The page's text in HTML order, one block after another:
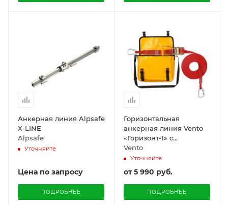
Анкерная линия Alpsafe
X-LINE
Alpsafe
Уточняйте
Цена по запросу
ПОДРОБНЕЕ
Горизонтальная
анкерная линия Vento
«Горизонт-1» c
карабинами vpro 0011
Vento
Уточняйте
от5 990 руб.
ПОДРОБНЕЕ